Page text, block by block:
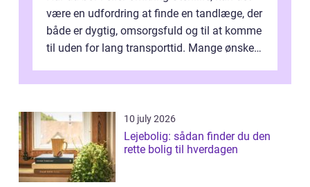
være en udfordring at finde en tandlæge, der
både er dygtig, omsorgsfuld og til at komme
til uden for lang transporttid. Mange ønsker
10 july 2026
Lejebolig: sådan finder du den
rette bolig til hverdagen